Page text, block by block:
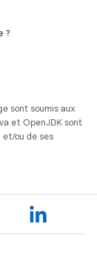
?
sont soumis aux
et OpenJDK sont
ou de ses